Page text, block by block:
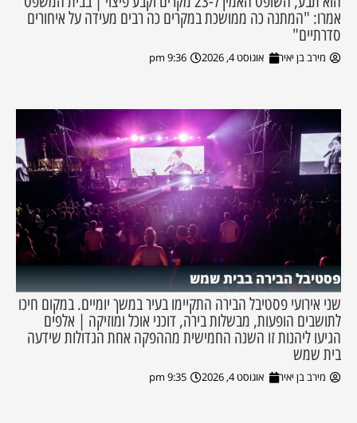
אמרו: "המתנה כה ממושכת במקרים כה רבים מעידה על איחורים
סדרתיים"
מירב בן יאיר אוגוסט 4, 2026 9:36 pm
פסטיבל הבירה בבית שמש
שני אירועי פסטיבל הבירה התקיימו בעיר במשך יומיים. במקום חיכו
לתושבים הופעות, מבשלות בירה, דוכני אוכל ומוזיקה | אלפים
הגיעו ליהנות זו השנה החמישית מההפקה אחת הגדולות שידעה
בית שמש
מירב בן יאיר אוגוסט 4, 2026 9:35 pm